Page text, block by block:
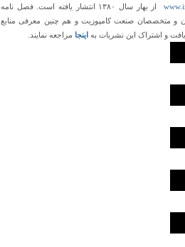
از بهار سال ۱۳۸۰ انتشار یافته است. فصل نامه
و متخصصان صنعت کامپوزیت و هم چنین معرفی منابع
و اشتراک این نشریات به اینجا مراجعه نمایند.